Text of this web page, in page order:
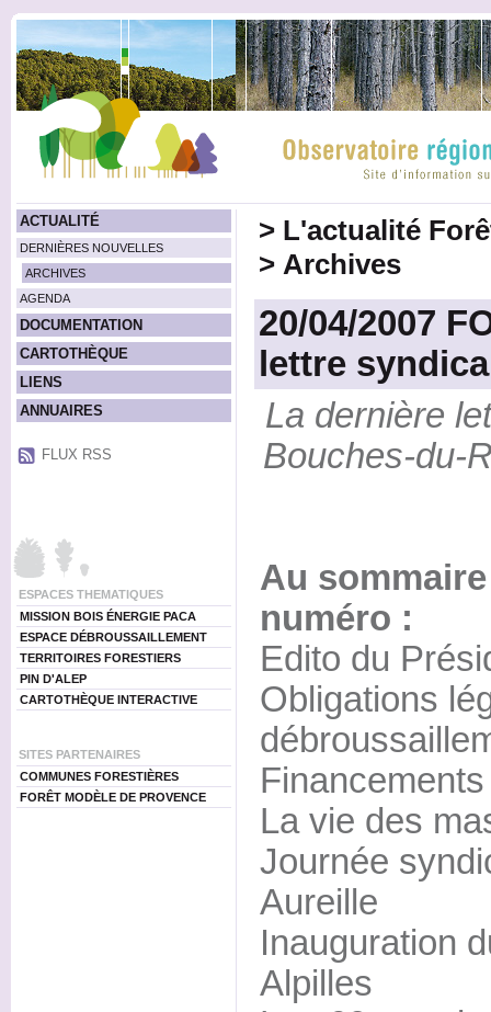
ACTUALITÉ
DERNIÈRES NOUVELLES
ARCHIVES
AGENDA
DOCUMENTATION
CARTOTHÈQUE
LIENS
ANNUAIRES
FLUX RSS
ESPACES THEMATIQUES
MISSION BOIS ÉNERGIE PACA
ESPACE DÉBROUSSAILLEMENT
TERRITOIRES FORESTIERS
PIN D'ALEP
CARTOTHÈQUE INTERACTIVE
SITES PARTENAIRES
COMMUNES FORESTIÈRES
FORÊT MODÈLE DE PROVENCE
> L'actualité
> Archives
20/04/2007
lettre
La dernière
Bouches-du-
Au
numéro :
Edito du
Obligations
La vie des
Journée
Aureille
Inauguration
Alpilles